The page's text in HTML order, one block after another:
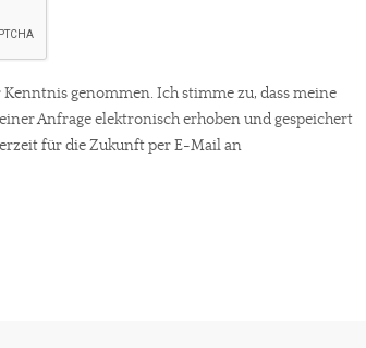
Kenntnis genommen. Ich stimme zu, dass meine
Anfrage elektronisch erhoben und gespeichert
für die Zukunft per E-Mail an